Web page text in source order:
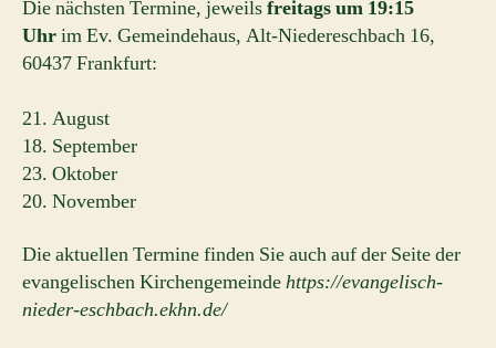
Die nächsten Termine, jeweilsfreitags um 19:15
Uhrim Ev. Gemeindehaus, Alt-Niedereschbach 16,
60437 Frankfurt:
21. August
18. September
23. Oktober
20. November
Die aktuellen Termine finden Sie auch auf der Seite der
evangelischen Kirchengemeindehttps://evangelisch-
nieder-eschbach.ekhn.de/